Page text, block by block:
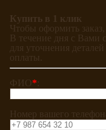
Купить в 1 клик
Чтобы оформить
В течение дня с Вами
для уточнения
оплаты.
ФИО*
Номер вашего